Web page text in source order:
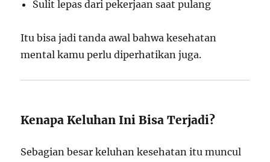
Sulit lepas dari pekerjaan saat pulang
Itu bisa jadi tanda awal bahwa kesehatan
mental kamu perlu diperhatikan juga.
Kenapa Keluhan Ini Bisa Terjadi?
Sebagian besar keluhan kesehatan itu muncul